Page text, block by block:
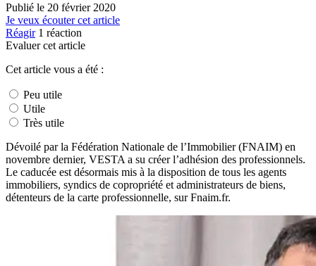
Publié le 20 février 2020
Je veux écouter cet article
Réagir 1 réaction
Evaluer cet article
Cet article vous a été :
Peu utile
Utile
Très utile
Dévoilé par la Fédération Nationale de l’Immobilier (FNAIM) en
novembre dernier, VESTA a su créer l’adhésion des professionnels.
Le caducée est désormais mis à la disposition de tous les agents
immobiliers, syndics de copropriété et administrateurs de biens,
détenteurs de la carte professionnelle, sur Fnaim.fr.